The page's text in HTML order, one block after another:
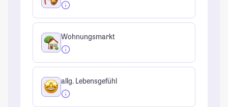
Wohnungsmarkt
allg. Lebensgefühl